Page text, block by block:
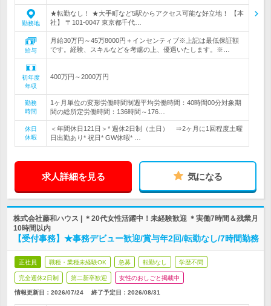
勤務地
★転勤なし！ ★大手町など5駅からアクセス可能な好立地！ 【本
社】 〒101-0047 東京都千代…
給与
月給30万円～45万8000円＋インセンティブ※上記は最低保証額
です。経験、スキルなどを考慮の上、優遇いたします。※…
初年度
年収
400万円～2000万円
勤務
時間
1ヶ月単位の変形労働時間制週平均労働時間：40時間00分対象期
間の総所定労働時間：136時間～176…
休日
休暇
＜年間休日121日＞* 週休2日制（土日） ⇒2ヶ月に1回程度土曜
日出勤あり* 祝日* GW休暇* …
求人詳細を見る 気になる
株式会社藤和ハウス | ＊20代女性活躍中！未経験歓迎 ＊実働7時間＆残業月
10時間以内
【受付事務】★事務デビュー歓迎/賞与年2回/転勤なし/7時間勤務
正社員 職種・業種未経験OK 急募 転勤なし 学歴不問
完全週休2日制 第二新卒歓迎 女性のおしごと掲載中
情報更新日：2026/07/24 終了予定日： 2026/08/31